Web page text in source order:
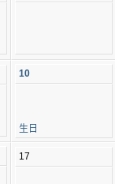
10
生日
17